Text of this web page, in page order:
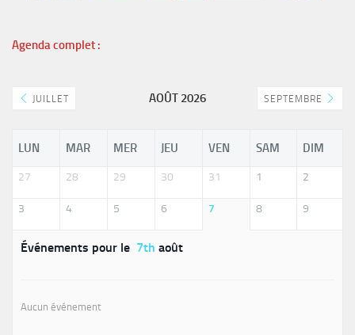
Agenda complet :
JUILLET AOÛT 2026 SEPTEMBRE
LUN MAR MER JEU VEN SAM DIM
27 28 29 30 31 1 2
3 4 5 6 7 8 9
Événements pour le 7th août
Aucun événement